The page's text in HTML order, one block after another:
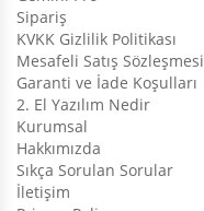
Sipariş
KVKK Gizlilik Politikası
Mesafeli Satış Sözleşmesi
Garanti ve İade Koşulları
2. El Yazılım Nedir
Kurumsal
Hakkımızda
Sıkça Sorulan Sorular
İletişim